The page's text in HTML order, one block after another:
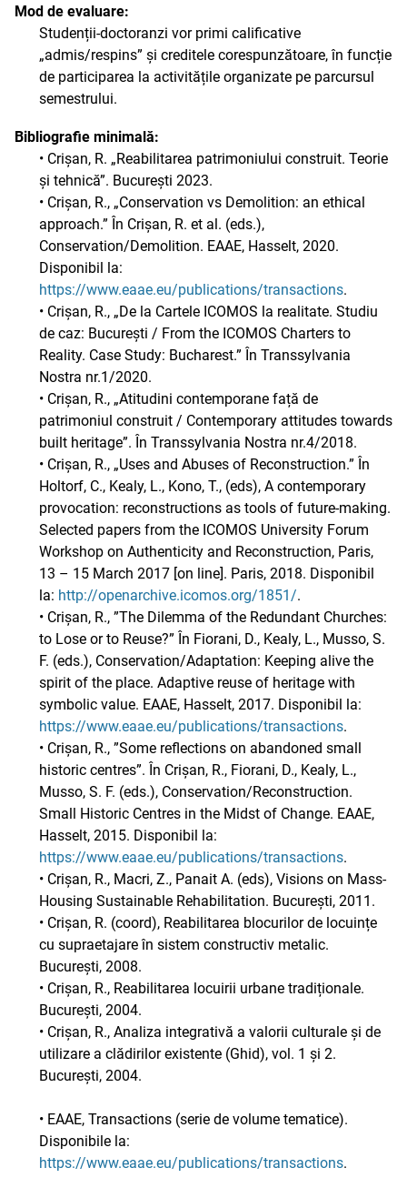
Mod de evaluare:
Studenții-doctoranzi vor primi calificative
„admis/respins” și creditele corespunzătoare, în funcție
de participarea la activitățile organizate pe parcursul
semestrului.
Bibliografie minimală:
• Crișan, R. „Reabilitarea patrimoniului construit. Teorie
și tehnică”. București 2023.
• Crișan, R., „Conservation vs Demolition: an ethical
approach.” În Crișan, R. et al. (eds.),
Conservation/Demolition. EAAE, Hasselt, 2020.
Disponibil la:
https://www.eaae.eu/publications/transactions.
• Crișan, R., „De la Cartele ICOMOS la realitate. Studiu
de caz: București / From the ICOMOS Charters to
Reality. Case Study: Bucharest.” În Transsylvania
Nostra nr.1/2020.
• Crișan, R., „Atitudini contemporane față de
patrimoniul construit / Contemporary attitudes towards
built heritage”. În Transsylvania Nostra nr.4/2018.
• Crișan, R., „Uses and Abuses of Reconstruction.” În
Holtorf, C., Kealy, L., Kono, T., (eds), A contemporary
provocation: reconstructions as tools of future-making.
Selected papers from the ICOMOS University Forum
Workshop on Authenticity and Reconstruction, Paris,
13 – 15 March 2017 [on line]. Paris, 2018. Disponibil
la: http://openarchive.icomos.org/1851/.
• Crișan, R., ”The Dilemma of the Redundant Churches:
to Lose or to Reuse?” În Fiorani, D., Kealy, L., Musso, S.
F. (eds.), Conservation/Adaptation: Keeping alive the
spirit of the place. Adaptive reuse of heritage with
symbolic value. EAAE, Hasselt, 2017. Disponibil la:
https://www.eaae.eu/publications/transactions.
• Crișan, R., ”Some reflections on abandoned small
historic centres”. În Crișan, R., Fiorani, D., Kealy, L.,
Musso, S. F. (eds.), Conservation/Reconstruction.
Small Historic Centres in the Midst of Change. EAAE,
Hasselt, 2015. Disponibil la:
https://www.eaae.eu/publications/transactions.
• Crișan, R., Macri, Z., Panait A. (eds), Visions on Mass-
Housing Sustainable Rehabilitation. București, 2011.
• Crișan, R. (coord), Reabilitarea blocurilor de locuințe
cu supraetajare în sistem constructiv metalic.
București, 2008.
• Crișan, R., Reabilitarea locuirii urbane tradiționale.
București, 2004.
• Crișan, R., Analiza integrativă a valorii culturale și de
utilizare a clădirilor existente (Ghid), vol. 1 și 2.
București, 2004.
• EAAE, Transactions (serie de volume tematice).
Disponibile la:
https://www.eaae.eu/publications/transactions.